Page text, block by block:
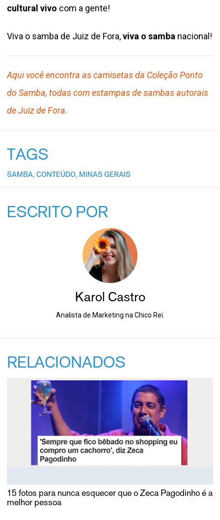
cultural vivo com a gente!
Viva o samba de Juiz de Fora,viva o samba nacional!
Aqui você encontra as camisetas da Coleção Ponto
do Samba, todas com estampas de sambas autorais
de Juiz de Fora.
TAGS
SAMBA, CONTEÚDO, MINAS GERAIS
ESCRITO POR
Karol Castro
Analista de Marketing na Chico Rei.
RELACIONADOS
15 fotos para nunca esquecer que o Zeca Pagodinho é a
melhor pessoa